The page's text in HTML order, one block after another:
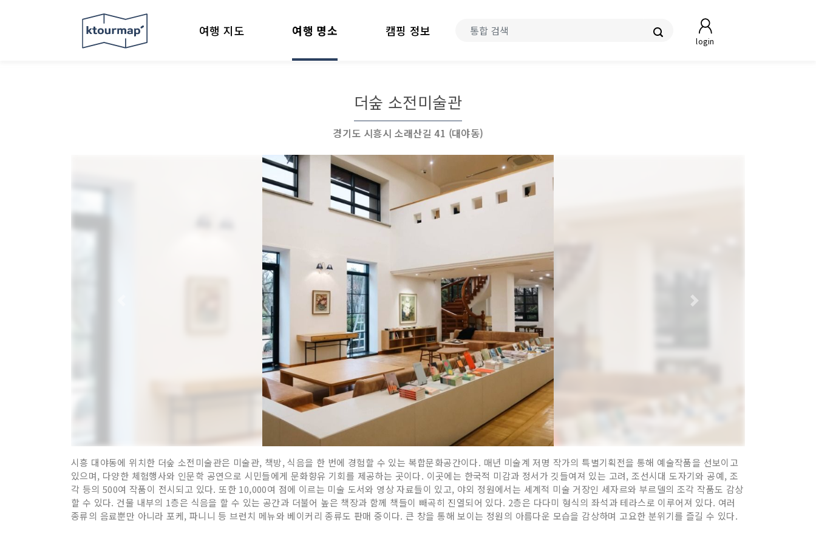
login
여행 지도 여행 명소 캠핑 정보
더숲 소전미술관
경기도 시흥시 소래산길 41 (대야동)
시흥 대야동에 위치한 더숲 소전미술관은 미술관, 책방, 식음을 한 번에 경험할 수 있는 복합문화공간이다. 매년 미술계 저명 작가의 특별기획전을 통해 예술작품을 선보이고
있으며, 다양한 체험행사와 인문학 공연으로 시민들에게 문화향유 기회를 제공하는 곳이다. 이곳에는 한국적 미감과 정서가 깃들여져 있는 고려, 조선시대 도자기와 공예, 조
각 등의 500여 작품이 전시되고 있다. 또한 10,000여 점에 이르는 미술 도서와 영상 자료들이 있고, 야외 정원에서는 세계적 미술 거장인 세자르와 부르델의 조각 작품도 감상
할 수 있다. 건물 내부의 1층은 식음을 할 수 있는 공간과 더불어 높은 책장과 함께 책들이 빼곡히 진열되어 있다. 2층은 다다미 형식의 좌석과 테라스로 이루어져 있다. 여러
종류의 음료뿐만 아니라 포케, 파니니 등 브런치 메뉴와 베이커리 종류도 판매 중이다. 큰 창을 통해 보이는 정원의 아름다운 모습을 감상하며 고요한 분위기를 즐길 수 있다.